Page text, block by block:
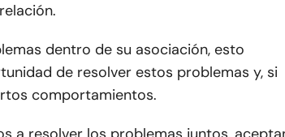
dentro de su asociación, esto
de resolver estos problemas y, si
comportamientos.